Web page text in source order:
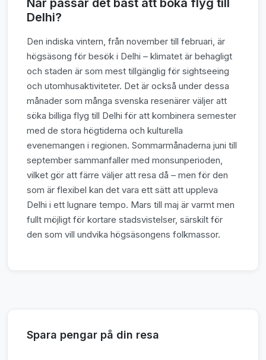
Delhi?
Den indiska vintern, från november till februari, är
högsäsong för besök i Delhi – klimatet är behagligt
och staden är som mest tillgänglig för sightseeing
och utomhusaktiviteter. Det är också under dessa
månader som många svenska resenärer väljer att
söka billiga flyg till Delhi för att kombinera semester
med de stora högtiderna och kulturella
evenemangen i regionen. Sommarmånaderna juni till
september sammanfaller med monsunperioden,
vilket gör att färre väljer att resa då – men för den
som är flexibel kan det vara ett sätt att uppleva
Delhi i ett lugnare tempo. Mars till maj är varmt men
fullt möjligt för kortare stadsvistelser, särskilt för
den som vill undvika högsäsongens folkmassor.
Spara pengar på din resa